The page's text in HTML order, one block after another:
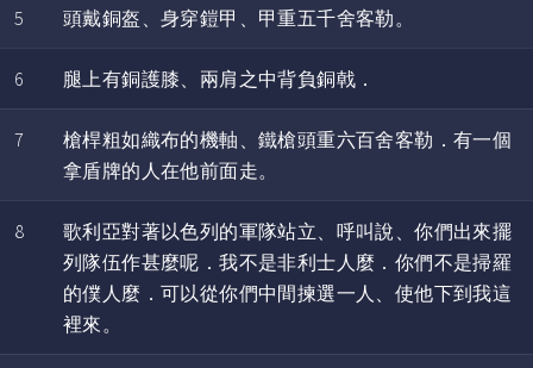
5 頭戴銅盔、身穿鎧甲、甲重五千舍客勒。
6 腿上有銅護膝、兩肩之中背負銅戟．
7
槍桿粗如織布的機軸、鐵槍頭重六百舍客勒．有一個
拿盾牌的人在他前面走。
8
歌利亞對著以色列的軍隊站立、呼叫說、你們出來擺
列隊伍作甚麼呢．我不是非利士人麼．你們不是掃羅
的僕人麼．可以從你們中間揀選一人、使他下到我這
裡來。